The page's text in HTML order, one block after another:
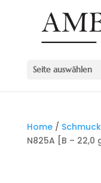
Seite auswählen
Home/
N825A [B – 22,0